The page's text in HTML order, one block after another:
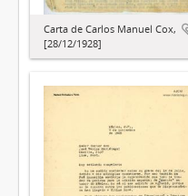
Carta de Carlos Manuel Cox,
[28/12/1928]